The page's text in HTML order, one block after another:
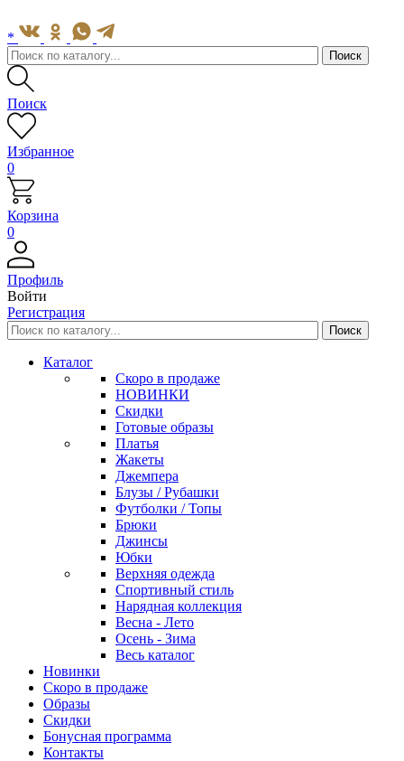
*
Поиск
Избранное
0
Корзина
0
Профиль
Войти
Регистрация
Каталог
Скоро в продаже
НОВИНКИ
Скидки
Готовые образы
Платья
Жакеты
Джемпера
Блузы / Рубашки
Футболки / Топы
Брюки
Джинсы
Юбки
Верхняя одежда
Спортивный стиль
Нарядная коллекция
Весна - Лето
Осень - Зима
Весь каталог
Новинки
Скоро в продаже
Образы
Скидки
Бонусная программа
Контакты